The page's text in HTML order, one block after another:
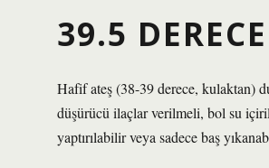
39.5
Hafif ateş (38-39 derece, kulaktan)
düşürücü ilaçlar verilmeli, bol su
yaptırılabilir veya sadece baş